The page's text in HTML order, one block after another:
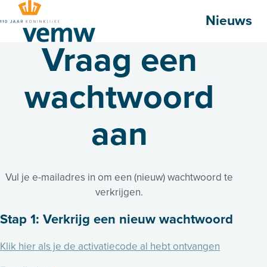
Nieuws
Vraag een
wachtwoord
aan
Vul je e-mailadres in om een (nieuw) wachtwoord te
verkrijgen.
Stap 1: Verkrijg een nieuw wachtwoord
Klik hier als je de activatiecode al hebt ontvangen